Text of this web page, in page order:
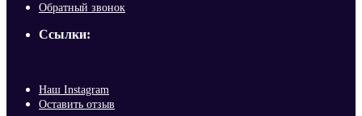
Обратный звонок
Ссылки:
Наш Instagram
Оставить отзыв